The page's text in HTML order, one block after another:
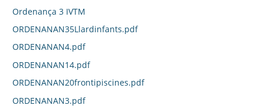
Ordenança 3 IVTM
ORDENANAN35Llardinfants.pdf
ORDENANAN4.pdf
ORDENANAN14.pdf
ORDENANAN20frontipiscines.pdf
ORDENANAN3.pdf